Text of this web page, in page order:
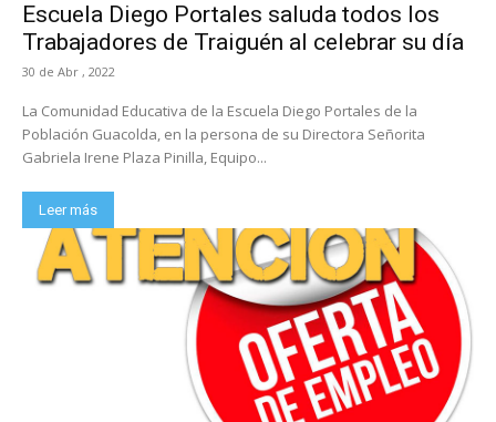
Escuela Diego Portales saluda todos los
Trabajadores de Traiguén al celebrar su día
30 de Abr , 2022
La Comunidad Educativa de la Escuela Diego Portales de la
Población Guacolda, en la persona de su Directora Señorita
Gabriela Irene Plaza Pinilla, Equipo...
Leer más